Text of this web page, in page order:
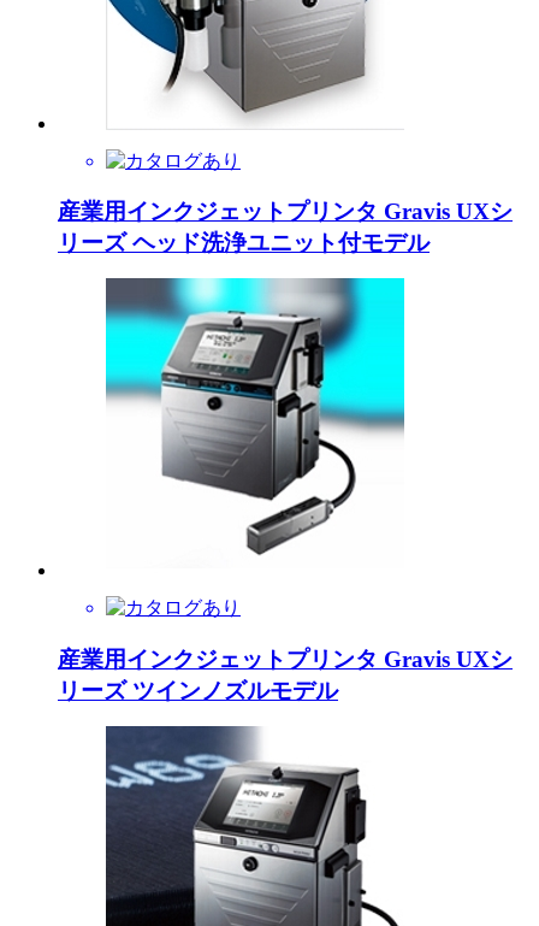
産業用インクジェットプリンタ Gravis UXシ
リーズ ヘッド洗浄ユニット付モデル
産業用インクジェットプリンタ Gravis UXシ
リーズ ツインノズルモデル